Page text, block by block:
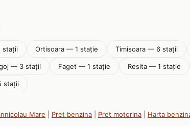
stații Ortisoara — 1 stație Timisoara — 6 stații
— 3 stații Faget — 1 stație Resita — 1 stație
stații
Mare Pret benzina Pret motorina Harta